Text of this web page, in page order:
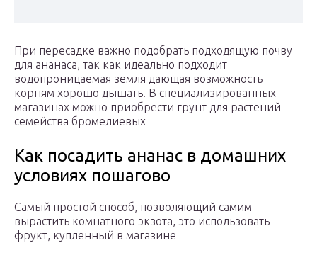
При пересадке важно подобрать подходящую почву
для ананаса, так как идеально подходит
водопроницаемая земля дающая возможность
корням хорошо дышать. В специализированных
магазинах можно приобрести грунт для растений
семейства бромелиевых
Как посадить ананас в домашних
условиях пошагово
Самый простой способ, позволяющий самим
вырастить комнатного экзота, это использовать
фрукт, купленный в магазине